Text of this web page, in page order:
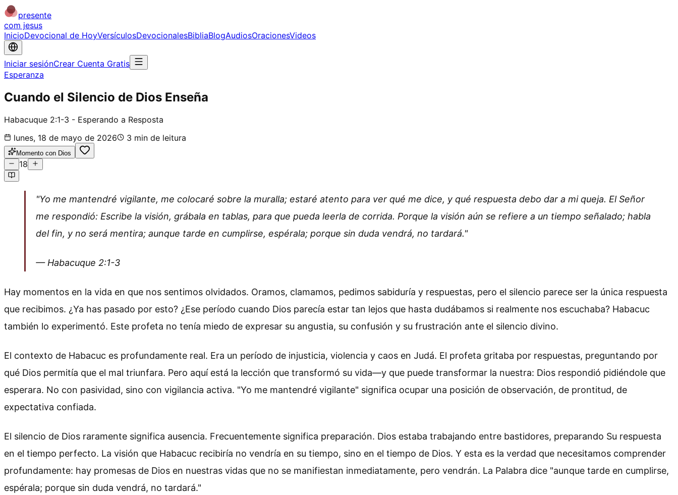
presente
com jesus
InicioDevocional de HoyVersículosDevocionalesBibliaBlogAudiosOracionesVideos
Iniciar sesiónCrear Cuenta Gratis
Esperanza
Cuando el Silencio de Dios Enseña
Habacuque 2:1-3 - Esperando a Resposta
lunes, 18 de mayo de 2026
3 min de leitura
Momento con Dios
18
"Yo me mantendré vigilante, me colocaré sobre la muralla; estaré atento para ver qué me dice, y qué respuesta debo dar a mi queja. El Señor
me respondió: Escribe la visión, grábala en tablas, para que pueda leerla de corrida. Porque la visión aún se refiere a un tiempo señalado; habla
del fin, y no será mentira; aunque tarde en cumplirse, espérala; porque sin duda vendrá, no tardará."
— Habacuque 2:1-3
Hay momentos en la vida en que nos sentimos olvidados. Oramos, clamamos, pedimos sabiduría y respuestas, pero el silencio parece ser la única respuesta
que recibimos. ¿Ya has pasado por esto? ¿Ese período cuando Dios parecía estar tan lejos que hasta dudábamos si realmente nos escuchaba? Habacuc
también lo experimentó. Este profeta no tenía miedo de expresar su angustia, su confusión y su frustración ante el silencio divino.
El contexto de Habacuc es profundamente real. Era un período de injusticia, violencia y caos en Judá. El profeta gritaba por respuestas, preguntando por
qué Dios permitía que el mal triunfara. Pero aquí está la lección que transformó su vida—y que puede transformar la nuestra: Dios respondió pidiéndole que
esperara. No con pasividad, sino con vigilancia activa. "Yo me mantendré vigilante" significa ocupar una posición de observación, de prontitud, de
expectativa confiada.
El silencio de Dios raramente significa ausencia. Frecuentemente significa preparación. Dios estaba trabajando entre bastidores, preparando Su respuesta
en el tiempo perfecto. La visión que Habacuc recibiría no vendría en su tiempo, sino en el tiempo de Dios. Y esta es la verdad que necesitamos comprender
profundamente: hay promesas de Dios en nuestras vidas que no se manifiestan inmediatamente, pero vendrán. La Palabra dice "aunque tarde en cumplirse,
espérala; porque sin duda vendrá, no tardará."